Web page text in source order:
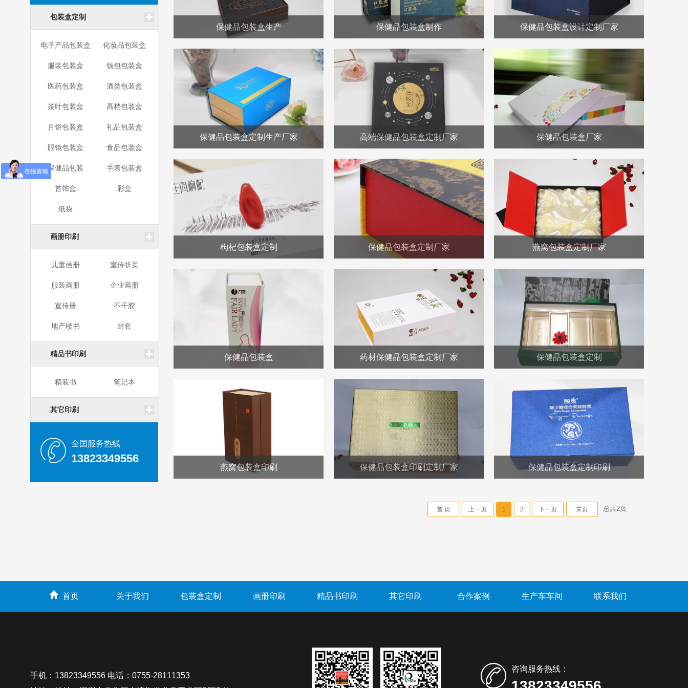
包装盒定制
电子产品包装盒 化妆品包装盒
服装包装盒 钱包包装盒
医药包装盒 酒类包装盒
茶叶包装盒 高档包装盒
月饼包装盒 礼品包装盒
眼镜包装盒 食品包装盒
保健品包装 手表包装盒
首饰盒 彩盒
纸袋
画册印刷
儿童画册 宣传折页
服装画册 企业画册
宣传册 不干胶
地产楼书 封套
精品书印刷
精装书 笔记本
其它印刷
全国服务热线
13823349556
保健品包装盒生产 保健品包装盒制作 保健品包装盒设计定制厂家
保健品包装盒定制生产厂家 高端保健品包装盒定制厂家 保健品包装盒厂家
枸杞包装盒定制 保健品包装盒定制厂家 燕窝包装盒定制厂家
保健品包装盒 药材保健品包装盒定制厂家 保健品包装盒定制
燕窝包装盒印刷 保健品包装盒印刷定制厂家 保健品包装盒定制印刷
首 页 上一页 1 2 下一页 末页 总共2页
首页 关于我们 包装盒定制 画册印刷 精品书印刷 其它印刷 合作案例 生产车车间 联系我们
手机：13823349556 电话：0755-28111353
咨询服务热线：